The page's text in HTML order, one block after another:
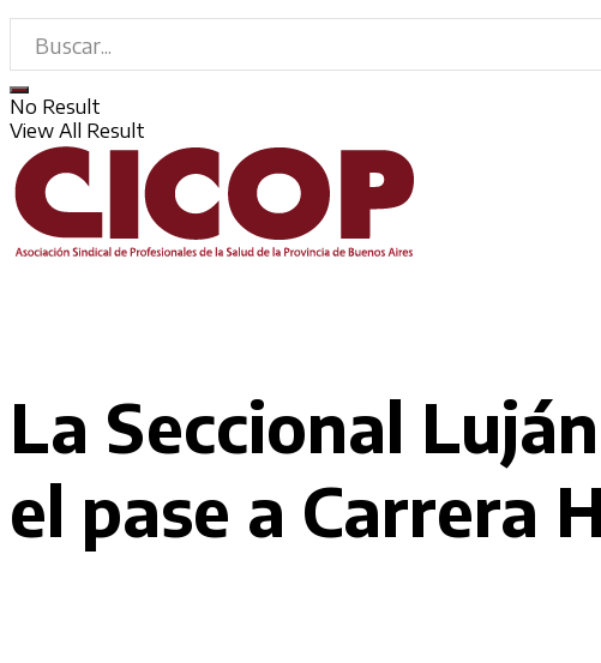
No Result
View All Result
La Seccional
el pase a Carrera